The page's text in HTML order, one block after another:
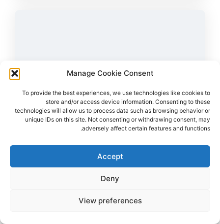
Manage Cookie Consent
To provide the best experiences, we use technologies like cookies to
store and/or access device information. Consenting to these
technologies will allow us to process data such as browsing behavior or
unique IDs on this site. Not consenting or withdrawing consent, may
adversely affect certain features and functions.
Accept
Deny
View preferences
265צפיות 3הדליקו נר
עדן ירושלמי ז"ל
ברפיח